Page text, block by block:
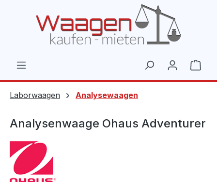
Laborwaagen Analysewaagen
Analysenwaage Ohaus Adventurer